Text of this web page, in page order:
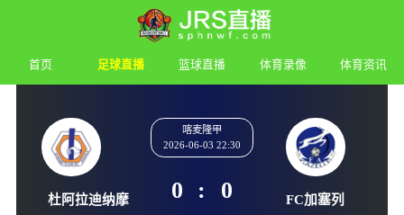
首页 足球直播 篮球直播 体育录像 体育资讯
喀麦隆甲